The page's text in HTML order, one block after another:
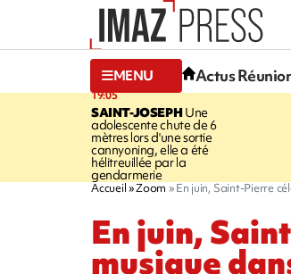
MENU Actus
19:05
SAINT-JOSEPHUne
adolescente chute de 6
mètres lors d'une sortie
cannyoning, elle a été
hélitreuillée par la
gendarmerie
Accueil Zoom En juin, Saint-Pierre
En juin,
musique